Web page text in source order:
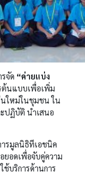
รจัด “ค่ายแบ่ง
ต้นแบบเพื่อเพิ่ม
ใหม่ในชุมชน ใน
ปฏิบัติ นำเสนอ
รมูลนิธิทีเอชนิค
ยอดเพื่อจับคู่ความ
ช้บริการด้านการ